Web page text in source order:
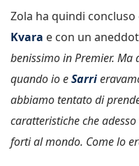
Zola ha quindi
Kvara e con un
benissimo in Premier. Ma
quando io eSarri
abbiamo tentato di
caratteristiche che
forti al mondo. Come lo